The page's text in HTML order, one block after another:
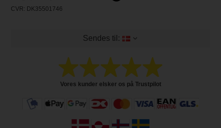
CVR: DK35501746
Sendes til:
Vores kunder elsker os på Trustpilot